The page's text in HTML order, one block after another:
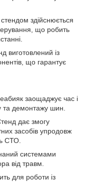
здійснюється
що робить
виготовлений із
що гарантує
заощаджує час і
та демонтажу шин.
дає змогу
засобів упродовж
СТО.
системами
від травм.
для роботи із